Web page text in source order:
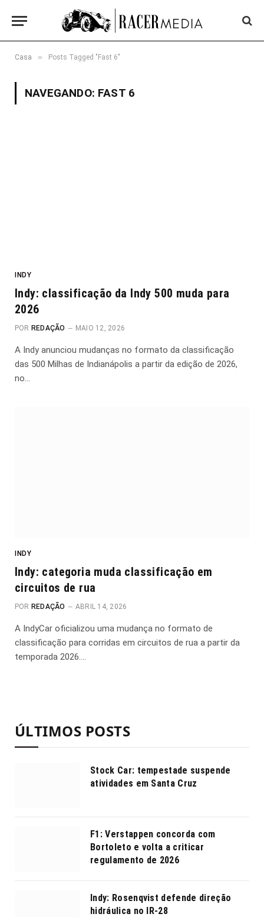
Casa » Posts Tagged "Fast 6"
NAVEGANDO: FAST 6
INDY
Indy: classificação da Indy 500 muda para
2026
POR REDAÇÃO MAIO 12, 2026
A Indy anunciou mudanças no formato da classificação
das 500 Milhas de Indianápolis a partir da edição de 2026,
no…
INDY
Indy: categoria muda classificação em
circuitos de rua
POR REDAÇÃO ABRIL 14, 2026
A IndyCar oficializou uma mudança no formato de
classificação para corridas em circuitos de rua a partir da
temporada 2026.…
ÚLTIMOS POSTS
Stock Car: tempestade suspende
atividades em Santa Cruz
F1: Verstappen concorda com
Bortoleto e volta a criticar
regulamento de 2026
Indy: Rosenqvist defende direção
hidráulica no IR-28